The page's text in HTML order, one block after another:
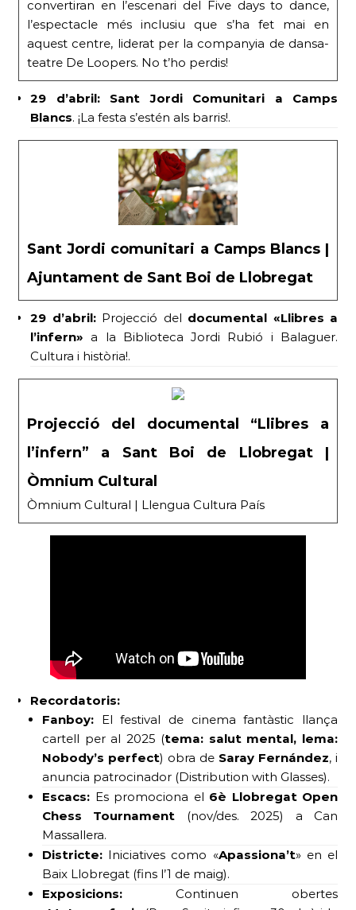
convertiran en l’escenari del Five days to dance,
l’espectacle més inclusiu que s’ha fet mai en
aquest centre, liderat per la companyia de dansa-
teatre De Loopers. No t’ho perdis!
29 d’abril:
Sant Jordi Comunitari a Camps
Blancs. ¡La festa s’estén als barris!.
Sant Jordi comunitari a Camps Blancs |
Ajuntament de Sant Boi de Llobregat
29 d’abril:Projecció del documental «Llibres a
l’infern» a la Biblioteca Jordi Rubió i Balaguer.
Cultura i història!.
Projecció del documental “Llibres a
l’infern” a Sant Boi de Llobregat |
Òmnium Cultural
Òmnium Cultural | Llengua Cultura País
Recordatoris:
Fanboy: El festival de cinema fantàstic llança
cartell per al 2025 (tema: salut mental, lema:
Nobody’s perfect) obra de Saray Fernández, i
anuncia patrocinador (Distribution with Glasses).
Escacs: Es promociona el 6è Llobregat Open
Chess Tournament (nov/des. 2025) a Can
Massallera.
Districte: Iniciatives como «Apassiona’t» en el
Baix Llobregat (fins l’1 de maig).
Exposicions: Continuen obertes